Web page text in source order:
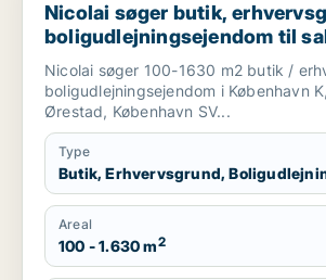
Nicolai søger butik,
boligudlejningsejendom til
København K, København S
m.fl.
Nicolai søger 100-1630 m2 butik /
boligudlejningsejendom i København
Ørestad, København SV...
Type
Butik, Erhvervsgrund,
Areal
100 - 1.630 m2